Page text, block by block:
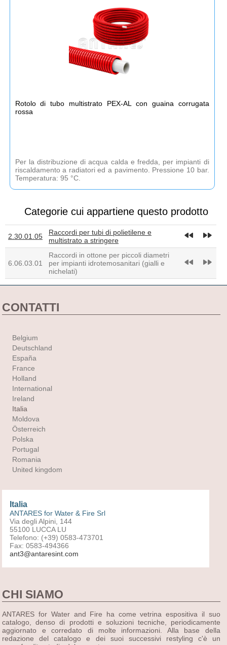
Rotolo di tubo multistrato PEX-AL con guaina corrugata
rossa
Per la distribuzione di acqua calda e fredda, per impianti di
riscaldamento a radiatori ed a pavimento. Pressione 10 bar.
Temperatura: 95 °C.
Categorie cui appartiene questo prodotto
2.30.01.05
Raccordi per tubi di polietilene e
multistrato a stringere
fast_rewind fast_forward
6.06.03.01
Raccordi in ottone per piccoli diametri
per impianti idrotemosanitari (gialli e
nichelati)
fast_rewind fast_forward
CONTATTI
Belgium
Deutschland
España
France
Holland
International
Ireland
Italia
Moldova
Österreich
Polska
Portugal
Romania
United kingdom
Italia
ANTARES for Water & Fire Srl
Via degli Alpini, 144
55100 LUCCA LU
Telefono: (+39) 0583-473701
Fax: 0583-494366
ant3@antaresint.com
CHI SIAMO
ANTARES for Water and Fire ha come vetrina espositiva il suo
catalogo, denso di prodotti e soluzioni tecniche, periodicamente
aggiornato e corredato di molte informazioni. Alla base della
redazione del catalogo e dei suoi successivi restyling c'è un